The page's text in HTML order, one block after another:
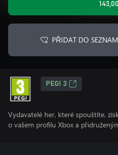
PŘIDAT DO
PEGI 3
Vydavatelé her, které spouštíte,
o vašem profilu Xbox a